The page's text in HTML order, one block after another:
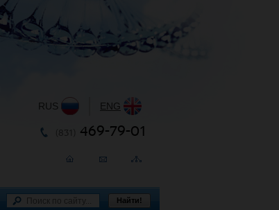
RUS ENG
469-79-01
Найти!